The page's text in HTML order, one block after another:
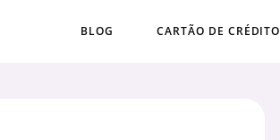
BLOG CARTÃO DE CRÉDITO